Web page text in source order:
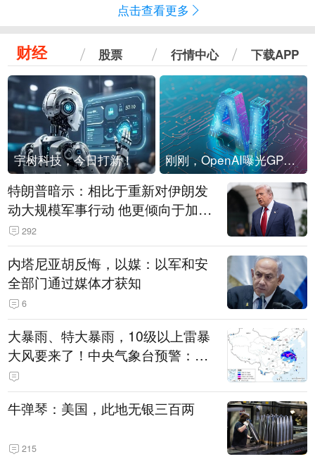
点击查看更多
财经 股票 行情中心 下载APP
宇树科技，今日打新！ 刚刚，OpenAI曝光GPT-6！传10万亿参数，8月强行发布
特朗普暗示：相比于重新对伊朗发
动大规模军事行动 他更倾向于加大
经济施压
292
内塔尼亚胡反悔，以媒：以军和安
全部门通过媒体才获知
6
大暴雨、特大暴雨，10级以上雷暴
大风要来了！中央气象台预警：今
天到明天，浙江、安徽有特大暴雨
牛弹琴：美国，此地无银三百两
215